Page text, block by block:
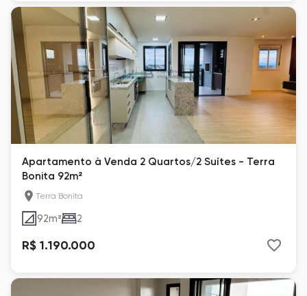
Apartamento à Venda 2 Quartos/2 Suítes - Terra
Bonita 92m²
Terra Bonita
92m² 2
R$ 1.190.000